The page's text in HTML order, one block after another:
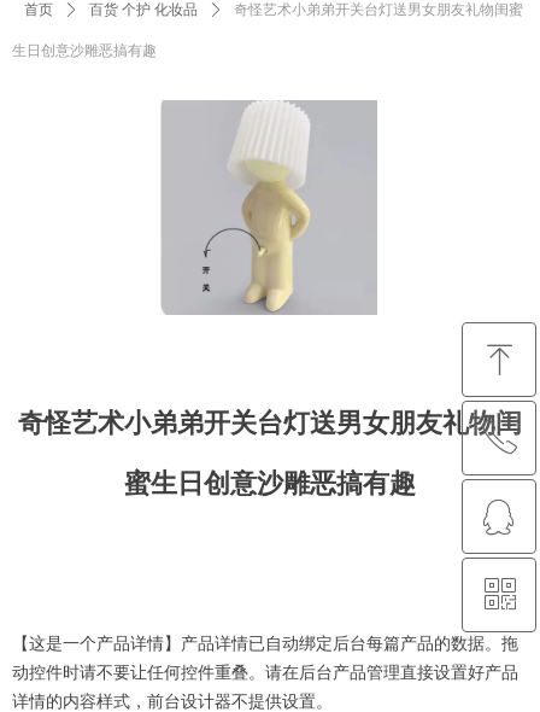
首页 ꄲ 百货 个护 化妆品 ꄲ 奇怪艺术小弟弟开关台灯送男女朋友礼物闺蜜
生日创意沙雕恶搞有趣
奇怪艺术小弟弟开关台灯送男女朋友礼物闺
蜜生日创意沙雕恶搞有趣
【这是一个产品详情】产品详情已自动绑定后台每篇产品的数据。拖
动控件时请不要让任何控件重叠。请在后台产品管理直接设置好产品
详情的内容样式，前台设计器不提供设置。
ꁸ
回到顶部
ꂅ
88888888
ꁗ
QQ客服
ꀥ
微信二维码